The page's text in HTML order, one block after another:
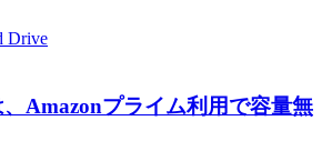
Amazonプライム利用で容量無